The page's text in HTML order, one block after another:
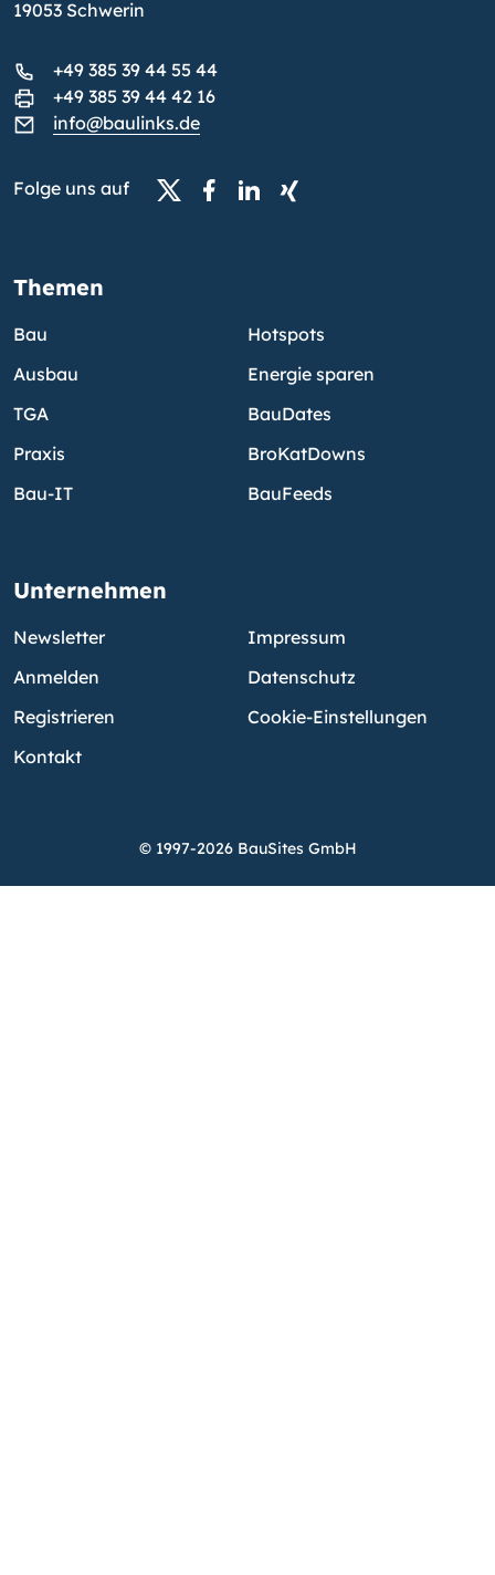
19053 Schwerin
+49 385 39 44 55 44
+49 385 39 44 42 16
info@baulinks.de
Folge uns auf
Themen
Bau
Ausbau
TGA
Praxis
Bau-IT
Hotspots
Energie sparen
BauDates
BroKatDowns
BauFeeds
Unternehmen
Newsletter
Anmelden
Registrieren
Kontakt
Impressum
Datenschutz
Cookie-Einstellungen
© 1997-2026 BauSites GmbH